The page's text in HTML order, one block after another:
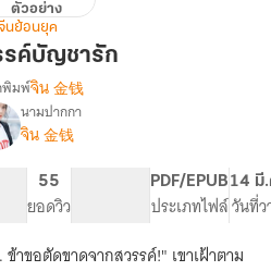
ตัวอย่าง
นย้อนยุค
รค์บัญชารัก
เรื่อง
ดั่ง
สวรรค์
บัญชา
รัก
พิมพ์จิน 金钱
นามปากกา
จิน 金钱
55
ยอดวิว
PDF/EPUB
ประเภทไฟล์
14 มี
วันที่ว
าขอตัดขาดจากสวรรค์!" เขาเฝ้าตาม